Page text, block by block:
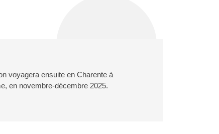
voyagera ensuite en Charente à
en novembre-décembre 2025.